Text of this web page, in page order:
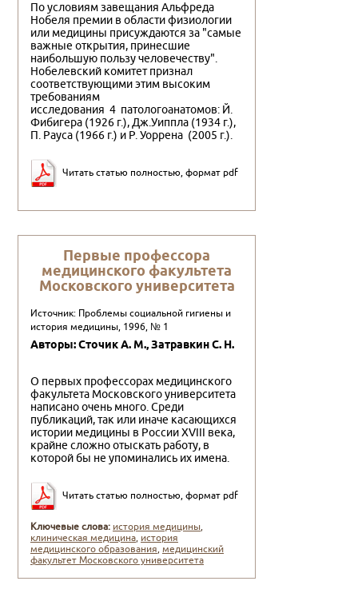
По условиям завещания Альфреда
Нобеля премии в области физиологии
или медицины присуждаются за "самые
важные открытия, принесшие
наибольшую пользу человечеству".
Нобелевский комитет признал
соответствующими этим высоким
требованиям
исследования 4 патологоанатомов: Й.
Фибигера (1926 г.), Дж.Уиппла (1934 г.),
П. Рауса (1966 г.) и Р. Уоррена (2005 г.).
Читать статью полностью, формат pdf
Первые профессора
медицинского факультета
Московского университета
Источник: Проблемы социальной гигиены и
история медицины, 1996, № 1
Авторы: Сточик А. М., Затpавкин С. Н.
О первых профессорах медицинского
факультета Московского университета
написано очень много. Среди
публикаций, так или иначе касающихся
истории медицины в России XVIII века,
крайне сложно отыскать работу, в
которой бы не упоминались их имена.
Читать статью полностью, формат pdf
Ключевые слова: история медицины,
клиническая медицина, история
медицинского образования,медицинский
факультет Московского университета